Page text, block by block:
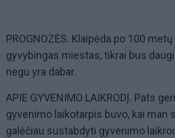
PROGNOZĖS. Klaipėda po 100
gyvybingas miestas, tikrai bus
negu yra dabar.
APIE GYVENIMO LAIKRODĮ. Pats
gyvenimo laikotarpis buvo, kai man
galėčiau sustabdyti gyvenimo